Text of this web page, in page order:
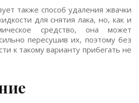
также способ удаления жвачки
для снятия лака, но, как и
средство, она может
пересушив их, поэтому без
к такому варианту прибегать не